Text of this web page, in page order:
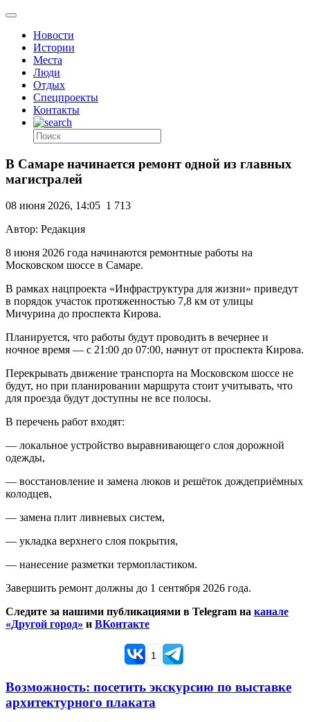
Новости
Истории
Места
Люди
Отдых
Спецпроекты
Контакты
В Самаре начинается ремонт одной из главных
магистралей
08 июня 2026, 14:05 1 713
Автор: Редакция
8 июня 2026 года начинаются ремонтные работы на
Московском шоссе в Самаре.
В рамках нацпроекта «Инфраструктура для жизни» приведут
в порядок участок протяженностью 7,8 км от улицы
Мичурина до проспекта Кирова.
Планируется, что работы будут проводить в вечернее и
ночное время — с 21:00 до 07:00, начнут от проспекта Кирова.
Перекрывать движение транспорта на Московском шоссе не
будут, но при планировании маршрута стоит учитывать, что
для проезда будут доступны не все полосы.
В перечень работ входят:
— локальное устройство выравнивающего слоя дорожной
одежды,
— восстановление и замена люков и решёток дождеприёмных
колодцев,
— замена плит ливневых систем,
— укладка верхнего слоя покрытия,
— нанесение разметки термопластиком.
Завершить ремонт должны до 1 сентября 2026 года.
Следите за нашими публикациями в Telegram на канале
«Другой город» и ВКонтакте
1
Возможность: посетить экскурсию по выставке
архитектурного плаката